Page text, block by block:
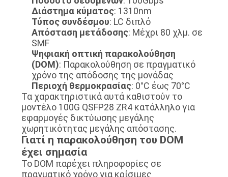
SITEMAP
ΠΟΛΙΤΙΚΉ
ΑΠΟΡΡΉΤΟΥ
Διάστημα κύματος: 1310nm
Τύπος συνδέσμου: LC διπλό
Απόσταση μετάδοσης: Μέχρι 80 χλμ. σε
SMF
Ψηφιακή οπτική παρακολούθηση
(DOM): Παρακολούθηση σε πραγματικό
χρόνο της απόδοσης της μονάδας
Περιοχή θερμοκρασίας: 0°C έως 70°C
Τα χαρακτηριστικά αυτά καθιστούν το
μοντέλο 100G QSFP28 ZR4 κατάλληλο για
εφαρμογές δικτύωσης μεγάλης
χωρητικότητας μεγάλης απόστασης.
Γιατί η παρακολούθηση του DOM
έχει σημασία
Το DOM παρέχει πληροφορίες σε
πραγματικό χρόνο για κρίσιμες